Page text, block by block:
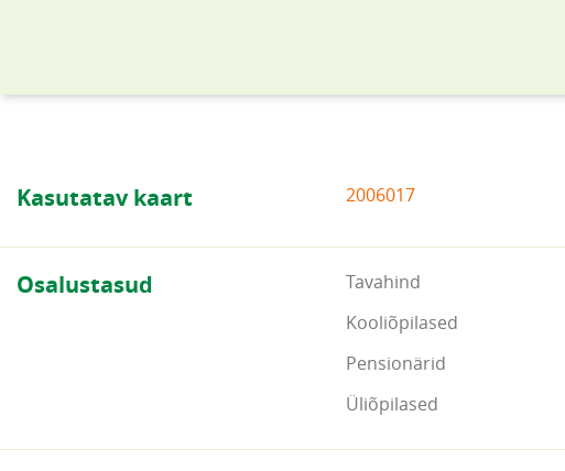
Kasutatav kaart 2006017
Osalustasud Tavahind
Kooliõpilased
Pensionärid
Üliõpilased